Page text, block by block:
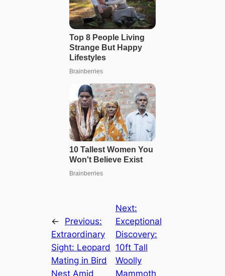
←
Previous:
Extraordinary
Sight: Leopard
Mating in Bird
Nest Amid
Next:
Exceptional
Discovery:
10ft Tall
Woolly
Mammoth